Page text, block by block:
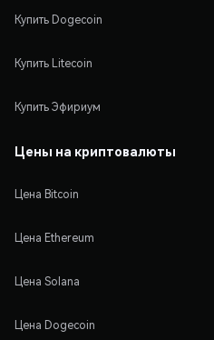
Купить Dogecoin
Купить Litecoin
Купить Эфириум
Цены на криптовалюты
Цена Bitcoin
Цена Ethereum
Цена Solana
Цена Dogecoin